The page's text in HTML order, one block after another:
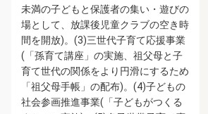
未満の子どもと保護者の集い・遊びの
場として、放課後児童クラブの空き時
間を開放)。(3)三世代子育て応援事業
(「孫育て講座」の実施、祖父母と子
育て世代の関係をより円滑にするため
「祖父母手帳」の配布)。(4)子どもの
社会参画推進事業(「子どもがつくる